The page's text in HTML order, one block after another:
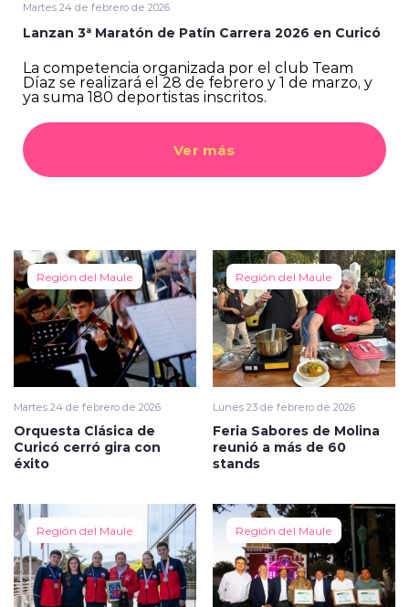
Martes 24 de febrero de 2026
Lanzan 3ª Maratón de Patín Carrera 2026 en Curicó
La competencia organizada por el club Team
Díaz se realizará el 28 de febrero y 1 de marzo, y
ya suma 180 deportistas inscritos.
Ver más
Región del Maule
Martes 24 de febrero de 2026
Orquesta Clásica de
Curicó cerró gira con
éxito
Región del Maule
Lunes 23 de febrero de 2026
Feria Sabores de Molina
reunió a más de 60
stands
Región del Maule Región del Maule